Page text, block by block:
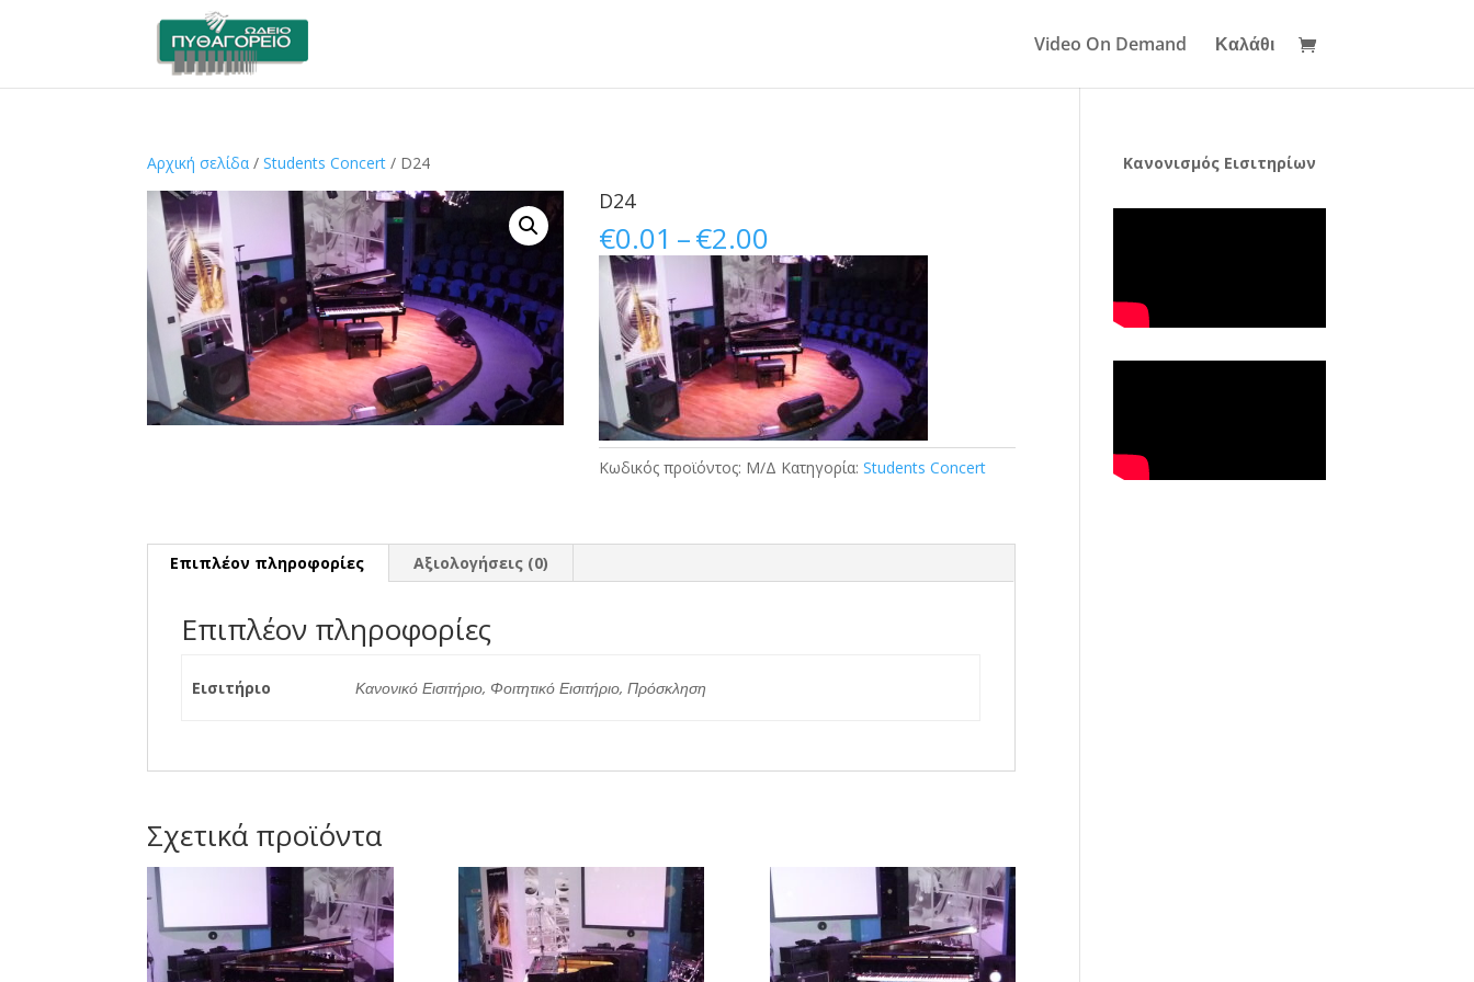
Video On Demand Καλάθι
Αρχική σελίδα /Students Concert / D24
D24
€0.01 –€2.00
range:
€0.01
through
€2.00
Κωδικός προϊόντος: Μ/Δ Κατηγορία:Students Concert
Επιπλέον πληροφορίες Αξιολογήσεις (0)
Επιπλέον πληροφορίες
Εισιτήριο Κανονικό Εισιτήριο, Φοιτητικό Εισιτήριο, Πρόσκληση
Σχετικά προϊόντα
Κανονισμός Εισιτηρίων